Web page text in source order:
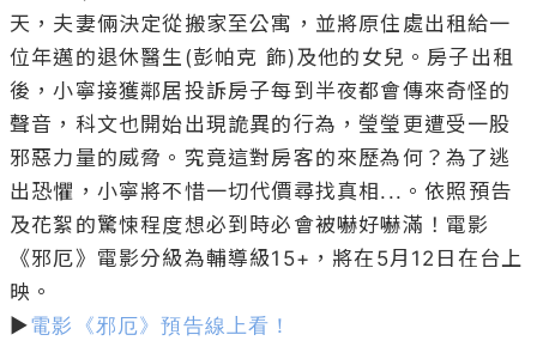
天，夫妻倆決定從搬家至公寓，並將原住處出租給一
位年邁的退休醫生(彭帕克 飾)及他的女兒。房子出租
後，小寧接獲鄰居投訴房子每到半夜都會傳來奇怪的
聲音，科文也開始出現詭異的行為，瑩瑩更遭受一股
邪惡力量的威脅。究竟這對房客的來歷為何？為了逃
出恐懼，小寧將不惜一切代價尋找真相...。依照預告
及花絮的驚悚程度想必到時必會被嚇好嚇滿！電影
《邪厄》電影分級為輔導級15+，將在5月12日在台上
映。
▶電影《邪厄》預告線上看！